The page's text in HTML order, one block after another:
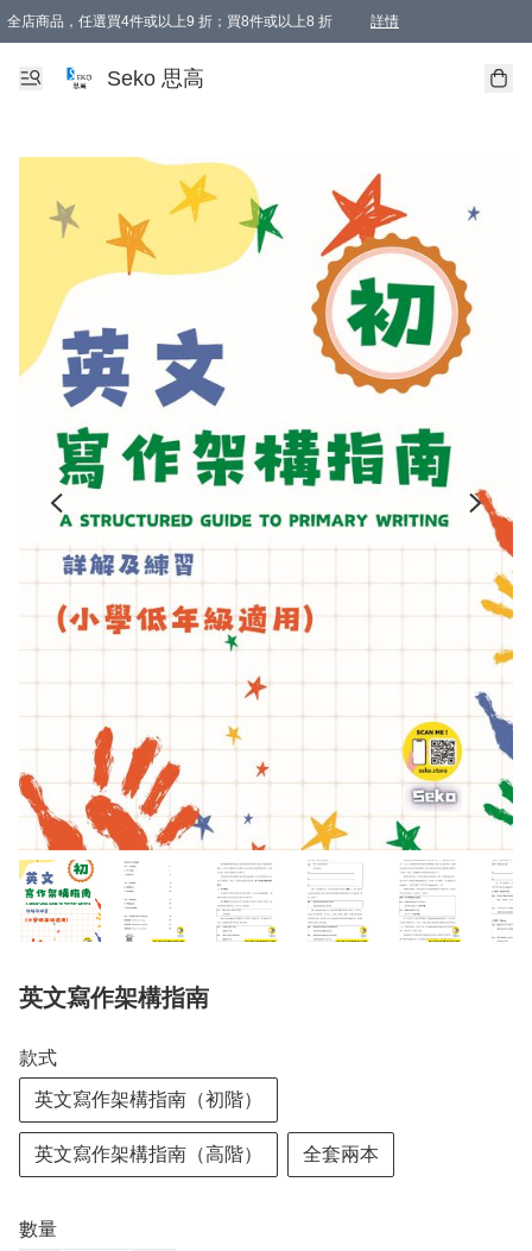
全店商品，任選買4件或以上9 折；買8件或以上8 折 詳情
新會員首次購物即享全單 95 折優惠！
購物滿198, 全單免運
Seko 思高
英文寫作架構指南
款式
英文寫作架構指南（初階）
英文寫作架構指南（高階） 全套兩本
數量